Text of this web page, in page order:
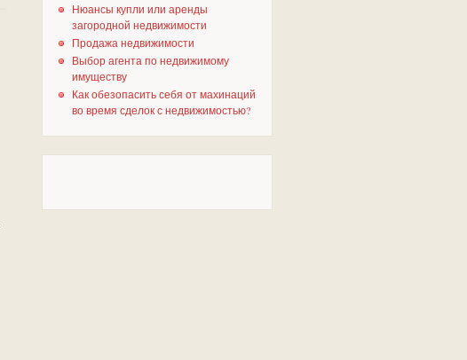
Нюансы купли или аренды
загородной недвижимости
Продажа недвижимости
Выбор агента по недвижимому
имуществу
Как обезопасить себя от махинаций
во время сделок с недвижимостью?